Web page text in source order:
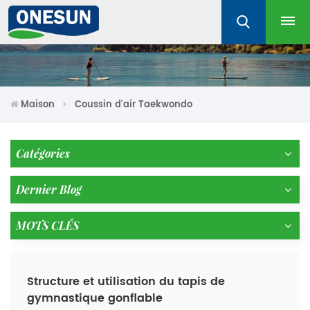
Maison Coussin d'air Taekwondo
Catégories
Dernier Blog
MOTS CLÉS
Structure et utilisation du tapis de
gymnastique gonflable